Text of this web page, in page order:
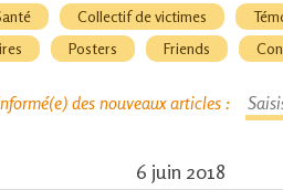
Collectif de victimes
Posters Friends
des nouveaux articles :
6 juin 2018